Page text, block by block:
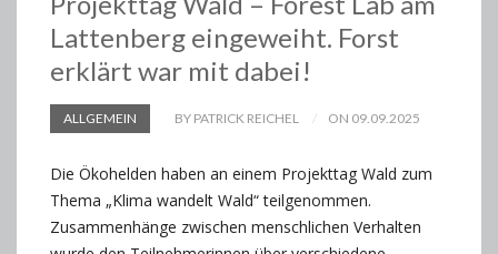
Lattenberg eingeweiht. Forst
erklärt war mit dabei!
ALLGEMEIN BY PATRICK REICHEL ON 09.09.2025
Die Ökohelden haben an einem Projekttag Wald zum
Thema „Klima wandelt Wald“ teilgenommen.
Zusammenhänge zwischen menschlichen Verhalten